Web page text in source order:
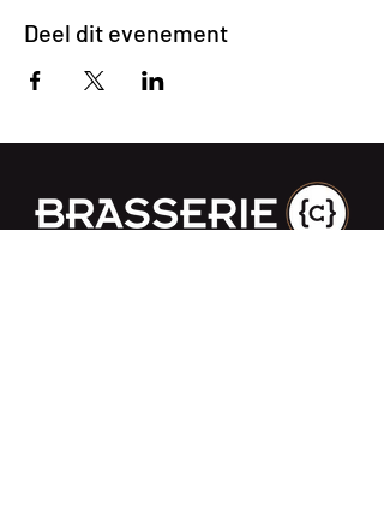
Deel dit evenement